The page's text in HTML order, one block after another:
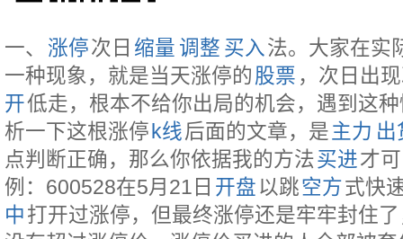
一、 涨停次日 缩量 调整 买入 法。大家在实
一种现象，就是当天涨停的股票 ，次日出
开低走，根本不给你出局的机会，遇到这
析一下这根涨停k线后面的文章，是主力 出
点判断正确，那么你依据我的方法买进才
例：600528在5月21日 开盘以跳空方式快
中打开过涨停，但最终涨停还是牢牢封住